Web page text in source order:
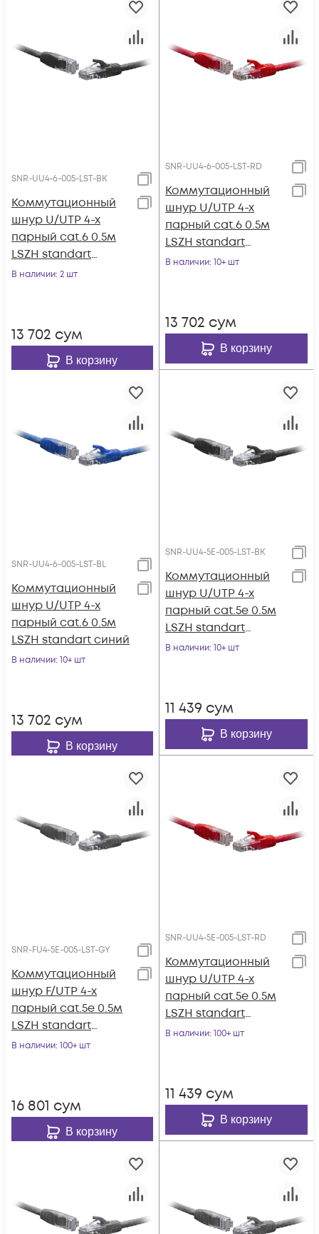
SNR-UU4-6-005-LST-BK
Коммутационный
шнур U/UTP 4-х
парный cat.6 0.5м
LSZH standart
чёрный
В наличии: 2 шт
13 702 сум
В корзину
SNR-UU4-6-005-LST-RD
Коммутационный
шнур U/UTP 4-х
парный cat.6 0.5м
LSZH standart
красный
В наличии: 10+ шт
13 702 сум
В корзину
SNR-UU4-6-005-LST-BL
Коммутационный
шнур U/UTP 4-х
парный cat.6 0.5м
LSZH standart синий
В наличии: 10+ шт
13 702 сум
В корзину
SNR-UU4-5E-005-LST-BK
Коммутационный
шнур U/UTP 4-х
парный cat.5e 0.5м
LSZH standart
чёрный
В наличии: 10+ шт
11 439 сум
В корзину
SNR-FU4-5E-005-LST-GY
Коммутационный
шнур F/UTP 4-х
парный cat.5e 0.5м
LSZH standart
серый
В наличии: 100+ шт
16 801 сум
В корзину
SNR-UU4-5E-005-LST-RD
Коммутационный
шнур U/UTP 4-х
парный cat.5e 0.5м
LSZH standart
красный
В наличии: 100+ шт
11 439 сум
В корзину